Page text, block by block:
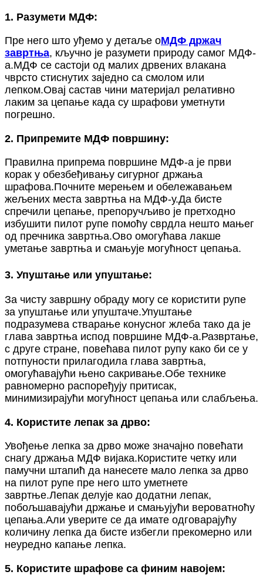
1. Разумети МДФ:
Пре него што уђемо у детаље оМДФ држач
завртња, кључно је разумети природу самог МДФ-
а.МДФ се састоји од малих дрвених влакана
чврсто стиснутих заједно са смолом или
лепком.Овај састав чини материјал релативно
лаким за цепање када су шрафови уметнути
погрешно.
2. Припремите МДФ површину:
Правилна припрема површине МДФ-а је први
корак у обезбеђивању сигурног држања
шрафова.Почните мерењем и обележавањем
жељених места завртња на МДФ-у.Да бисте
спречили цепање, препоручљиво је претходно
избушити пилот рупе помоћу сврдла нешто мањег
од пречника завртња.Ово омогућава лакше
уметање завртња и смањује могућност цепања.
3. Упуштање или упуштање:
За чисту завршну обраду могу се користити рупе
за упуштање или упуштаче.Упуштање
подразумева стварање конусног жлеба тако да је
глава завртња испод површине МДФ-а.Развртање,
с друге стране, повећава пилот рупу како би се у
потпуности прилагодила глава завртња,
омогућавајући њено сакривање.Обе технике
равномерно распоређују притисак,
минимизирајући могућност цепања или слабљења.
4. Користите лепак за дрво:
Увођење лепка за дрво може значајно повећати
снагу држања МДФ вијака.Користите четку или
памучни штапић да нанесете мало лепка за дрво
на пилот рупе пре него што уметнете
завртње.Лепак делује као додатни лепак,
побољшавајући држање и смањујући вероватноћу
цепања.Али уверите се да имате одговарајућу
количину лепка да бисте избегли прекомерно или
неуредно капање лепка.
5. Користите шрафове са финим навојем: